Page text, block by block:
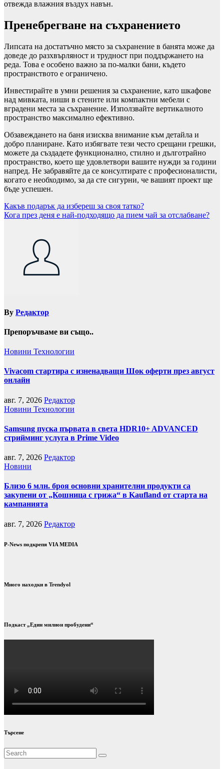
отвежда влажния въздух навън.
Пренебрегване на съхранението
Липсата на достатъчно място за съхранение в банята може да
доведе до разхвърляност и трудност при поддържането на
реда. Това е особено важно за по-малки бани, където
пространството е ограничено.
Инвестирайте в умни решения за съхранение, като шкафове
над мивката, ниши в стените или компактни мебели с
вградени места за съхранение. Използвайте вертикалното
пространство максимално ефективно.
Обзавеждането на баня изисква внимание към детайла и
добро планиране. Като избягвате тези често срещани грешки,
можете да създадете функционално, стилно и дълготрайно
пространство, което ще удовлетвори вашите нужди за години
напред. Не забравяйте да се консултирате с професионалисти,
когато е необходимо, за да сте сигурни, че вашият проект ще
бъде успешен.
Навигация
Какъв подарък да избереш за своя татко?
Кога през деня е най-подходящо да пием чай за отслабване?
By Редактор
Препоръчваме ви също..
Новини Технологии
Vivacom стартира с изненадващи Шок оферти през август
онлайн
авг. 7, 2026 Редактор
Новини Технологии
Samsung пуска първата в света HDR10+ ADVANCED
стрийминг услуга в Prime Video
авг. 7, 2026 Редактор
Новини
Близо 6 млн. броя основни хранителни продукти са
закупени от „Кошница с грижа“ в Kaufland от старта на
кампанията
авг. 7, 2026 Редактор
P-News подкрепя VIA MEDIA
Много находки в Trendyol
Подкаст „Един милион пробудени“
Търсене